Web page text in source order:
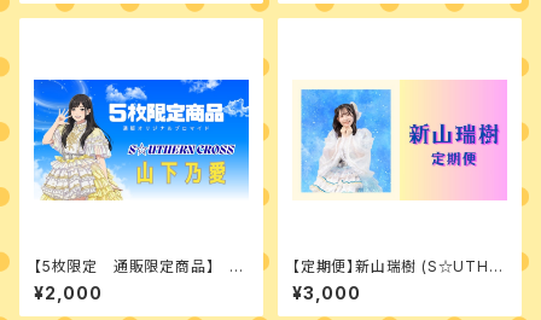
【5枚限定 通販限定商品】 山
下乃愛 ブロマイド vol.1
¥2,000
【定期便】新山瑞樹 (S☆UTHE
RN CROSS) ブロマイド＆チ
ェキ
¥3,000